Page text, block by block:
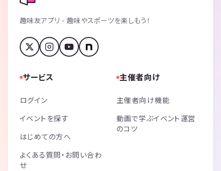
趣味友アプリ - 趣味やスポーツを楽しもう！
サービス
ログイン
イベントを探す
はじめての方へ
よくある質問・お問い合わ
せ
主催者向け
主催者向け機能
動画で学ぶイベント運営
のコツ